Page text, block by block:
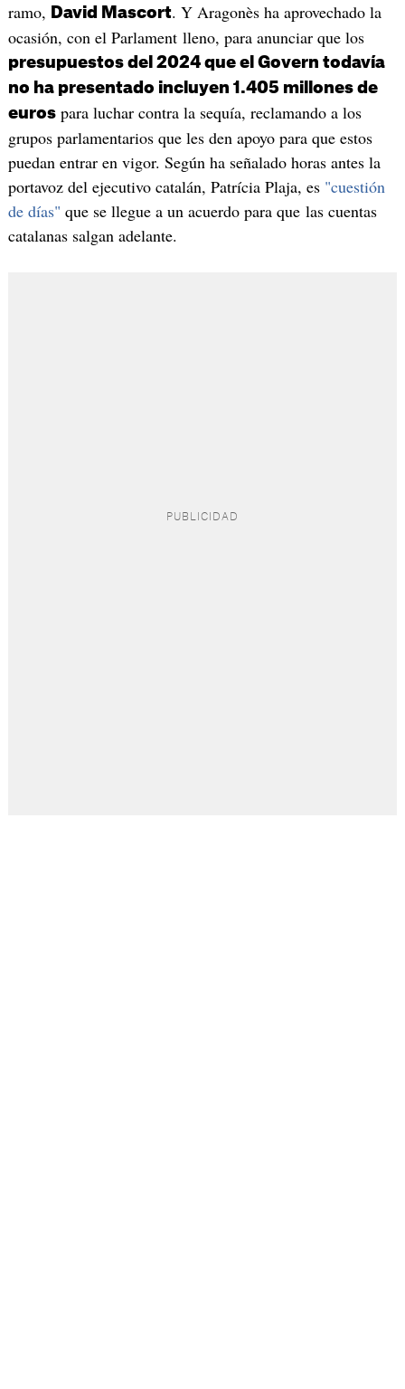
ramo, David Mascort. Y Aragonès ha aprovechado la
ocasión, con el Parlament lleno, para anunciar que los
presupuestos del 2024 que el Govern todavía
no ha presentado incluyen 1.405 millones de
eurospara luchar contra la sequía, reclamando a los
grupos parlamentarios que les den apoyo para que estos
puedan entrar en vigor. Según ha señalado horas antes la
portavoz del ejecutivo catalán, Patrícia Plaja, es "cuestión
de días" que se llegue a un acuerdo para que las cuentas
catalanas salgan adelante.